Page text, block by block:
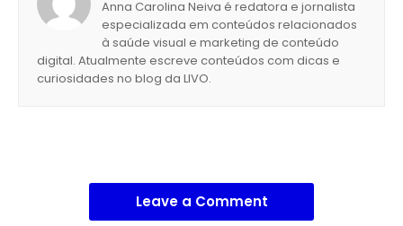
Anna Carolina Neiva é redatora e jornalista
especializada em conteúdos relacionados
à saúde visual e marketing de conteúdo
digital. Atualmente escreve conteúdos com dicas e
curiosidades no blog da LIVO.
Leave a Comment